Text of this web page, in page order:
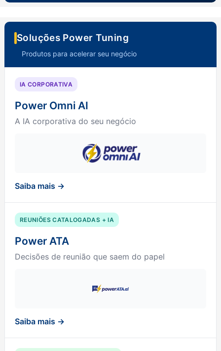
Soluções Power Tuning
Produtos para acelerar seu negócio
IA CORPORATIVA
Power Omni AI
A IA corporativa do seu negócio
Saiba mais →
REUNIÕES CATALOGADAS + IA
Power ATA
Decisões de reunião que saem do papel
Saiba mais →